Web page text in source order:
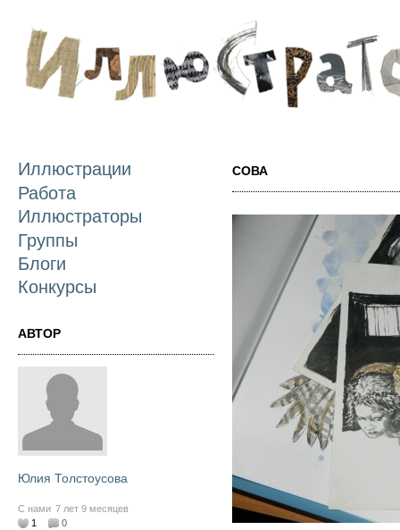
Иллюстрации
Работа
Иллюстраторы
Группы
Блоги
Конкурсы
АВТОР
Юлия Толстоусова
С нами 7 лет 9 месяцев
1
0
СОВА